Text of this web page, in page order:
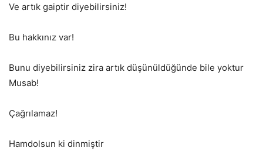
Ve artık gaiptir diyebilirsiniz!
Bu hakkınız var!
Bunu diyebilirsiniz zira artık düşünüldüğünde bile yoktur
Musab!
Çağrılamaz!
Hamdolsun ki dinmiştir